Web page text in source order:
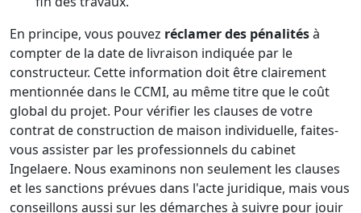
En principe, vous pouvez réclamer des pénalitésà
compter de la date de livraison indiquée par le
constructeur. Cette information doit être clairement
mentionnée dans le CCMI, au même titre que le coût
global du projet. Pour vérifier les clauses de votre
contrat de construction de maison individuelle, faites-
vous assister par les professionnels du cabinet
Ingelaere. Nous examinons non seulement les clauses
et les sanctions prévues dans l'acte juridique, mais vous
conseillons aussi sur les démarches à suivre pour jouir